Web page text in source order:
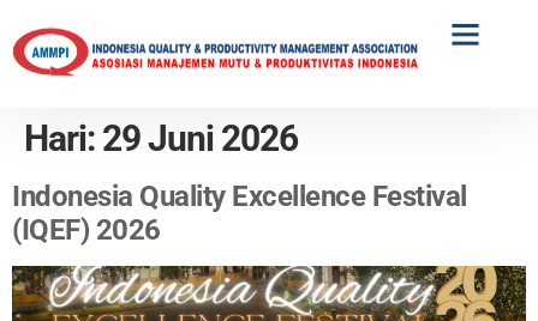
Hari: 29 Juni 2026
Indonesia Quality Excellence Festival
(IQEF) 2026